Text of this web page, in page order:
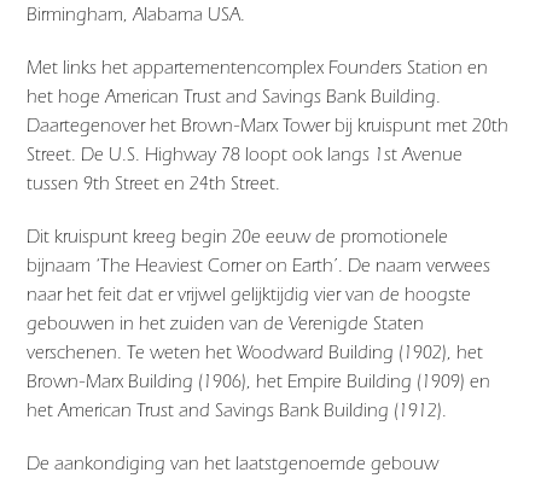
Birmingham, Alabama USA.
Met links het appartementencomplex Founders Station en
het hoge American Trust and Savings Bank Building.
Daartegenover het Brown-Marx Tower bij kruispunt met 20th
Street. De U.S. Highway 78 loopt ook langs 1st Avenue
tussen 9th Street en 24th Street.
Dit kruispunt kreeg begin 20e eeuw de promotionele
bijnaam ‘The Heaviest Corner on Earth’. De naam verwees
naar het feit dat er vrijwel gelijktijdig vier van de hoogste
gebouwen in het zuiden van de Verenigde Staten
verschenen. Te weten het Woodward Building (1902), het
Brown-Marx Building (1906), het Empire Building (1909) en
het American Trust and Savings Bank Building (1912).
De aankondiging van het laatstgenoemde gebouw